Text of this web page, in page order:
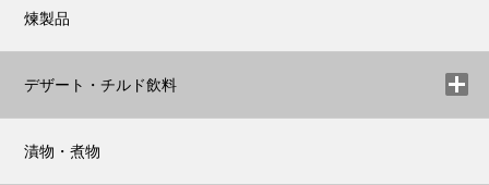
煉製品
デザート・チルド飲料
漬物・煮物